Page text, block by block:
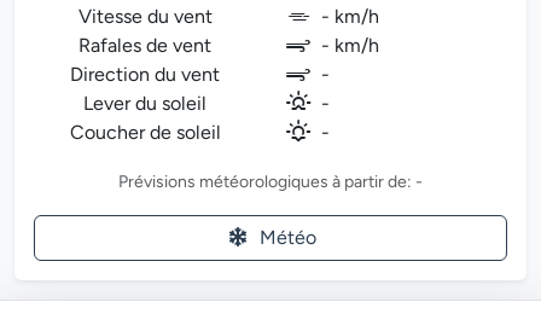
Vitesse du vent
- km/h
Rafales de vent
- km/h
Direction du vent
-
Lever du soleil
-
Coucher de soleil
-
Prévisions météorologiques à partir de: -
Météo